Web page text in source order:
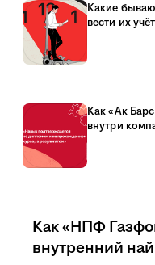
Какие
вести их учёт
Как «Ак
внутри
Как «НПФ
внутренний